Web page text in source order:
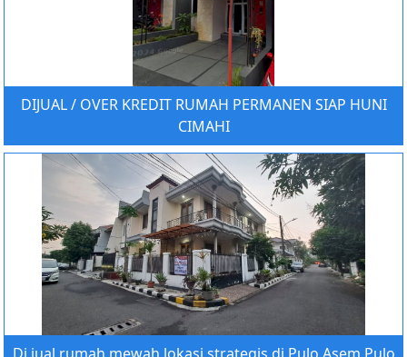
DIJUAL / OVER KREDIT RUMAH PERMANEN SIAP HUNI
CIMAHI